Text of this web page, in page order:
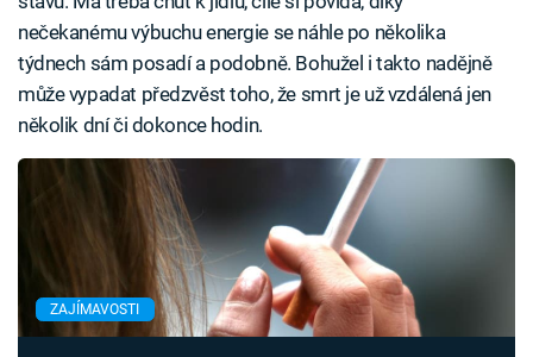
nečekanému výbuchu energie se náhle po několika
týdnech sám posadí a podobně. Bohužel i takto nadějně
může vypadat předzvěst toho, že smrt je už vzdálená jen
několik dní či dokonce hodin.
ZAJÍMAVOSTI